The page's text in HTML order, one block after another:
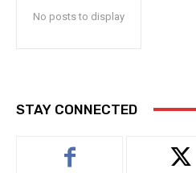
No posts to display
STAY CONNECTED